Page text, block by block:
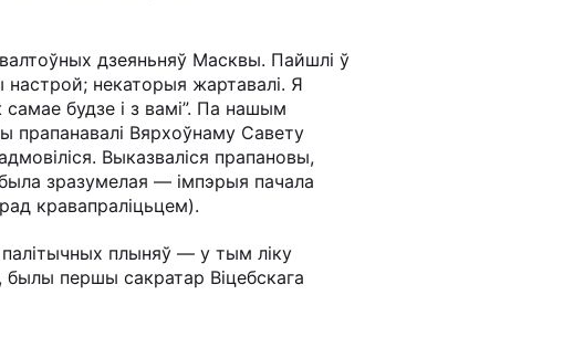
дзеяньняў Масквы. Пайшлі ў
некаторыя жартавалі. Я
будзе і з вамі”. Па нашым
прапанавалі Вярхоўнаму Савету
Выказваліся прапановы,
зразумелая — імпэрыя пачала
кравапраліцьцем).
палітычных плыняў — у тым ліку
былы першы сакратар Віцебскага